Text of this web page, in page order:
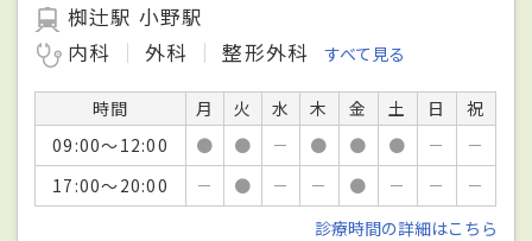
椥辻駅 小野駅
内科
外科 整形外科 すべて見る
時間 月 火 水 木 金 土 日
祝
09:00～12:00
● ● － ● ● ● －
－
17:00～20:00
－ ● － － ● － －
－
診療時間の詳細はこちら